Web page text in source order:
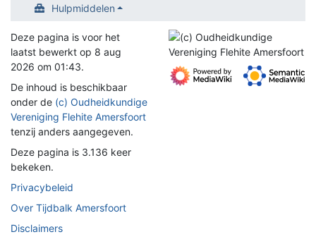
Hulpmiddelen
Deze pagina is voor het
laatst bewerkt op 8 aug
2026 om 01:43.
De inhoud is beschikbaar
onder de (c) Oudheidkundige
Vereniging Flehite Amersfoort
tenzij anders aangegeven.
Deze pagina is 3.136 keer
bekeken.
Privacybeleid
Over Tijdbalk Amersfoort
Disclaimers